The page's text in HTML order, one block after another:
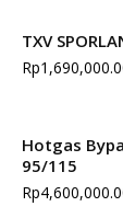
TXV
Rp
Hotgas
95/115
Rp